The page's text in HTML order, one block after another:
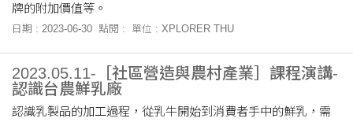
牌的附加價值等。
日期 : 2023-06-30 點閱 : 單位 : XPLORER THU
2023.05.11-［社區營造與農村產業］課程演講-
認識台農鮮乳廠
認識乳製品的加工過程，從乳牛開始到消費者手中的鮮乳，需